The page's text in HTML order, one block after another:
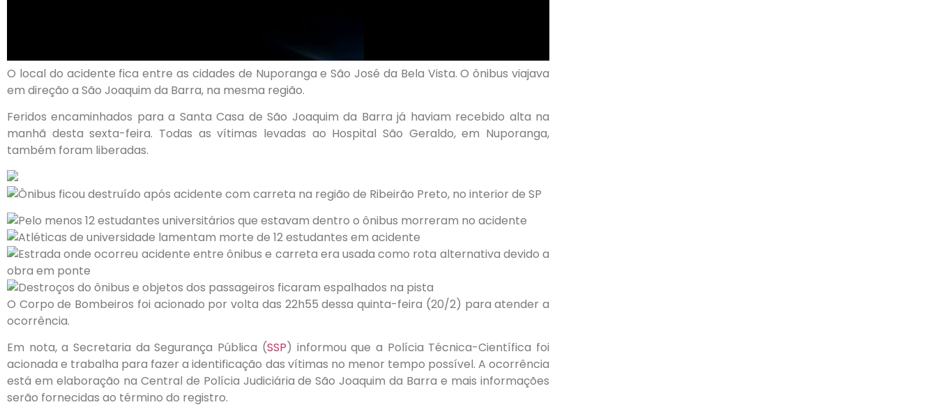
O local do acidente fica entre as cidades de Nuporanga e São José da Bela Vista. O ônibus viajava
em direção a São Joaquim da Barra, na mesma região.
Feridos encaminhados para a Santa Casa de São Joaquim da Barra já haviam recebido alta na
manhã desta sexta-feira. Todas as vítimas levadas ao Hospital São Geraldo, em Nuporanga,
também foram liberadas.
O Corpo de Bombeiros foi acionado por volta das 22h55 dessa quinta-feira (20/2) para atender a
ocorrência.
Em nota, a Secretaria da Segurança Pública (SSP) informou que a Polícia Técnica-Científica foi
acionada e trabalha para fazer a identificação das vítimas no menor tempo possível. A ocorrência
está em elaboração na Central de Polícia Judiciária de São Joaquim da Barra e mais informações
serão fornecidas ao término do registro.